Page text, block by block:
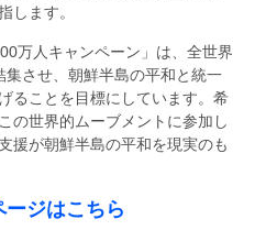
します。
万人キャンペーン」は、 全世界
させ、 朝鮮半島の平和と統一
ることを目標にしています。希
この世界的ムーブメントに参加し
援が朝鮮半島の平和を現実のも
ジはこちら